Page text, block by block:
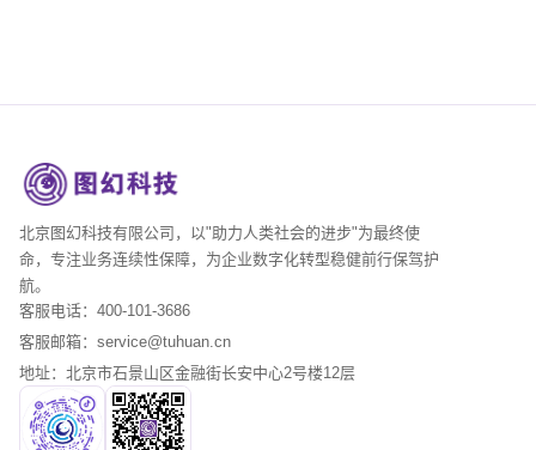
北京图幻科技有限公司，以"助力人类社会的进步"为最终使
命，专注业务连续性保障，为企业数字化转型稳健前行保驾护
航。
客服电话：400-101-3686
客服邮箱：service@tuhuan.cn
地址：北京市石景山区金融街长安中心2号楼12层